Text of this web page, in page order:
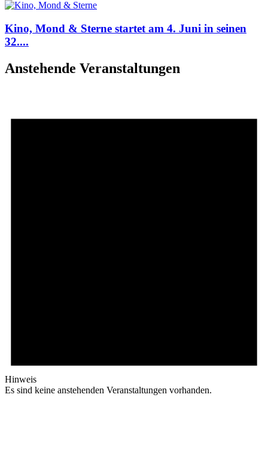
Kino, Mond & Sterne startet am 4. Juni in seinen
32....
Anstehende Veranstaltungen
Hinweis
Es sind keine anstehenden Veranstaltungen vorhanden.